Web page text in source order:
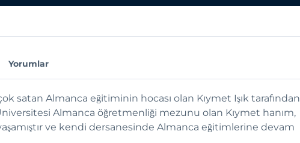
Yorumlar
satan Almanca eğitiminin hocası olan Kıymet Işık tarafından
Almanca öğretmenliği mezunu olan Kıymet hanım,
ve kendi dersanesinde Almanca eğitimlerine devam